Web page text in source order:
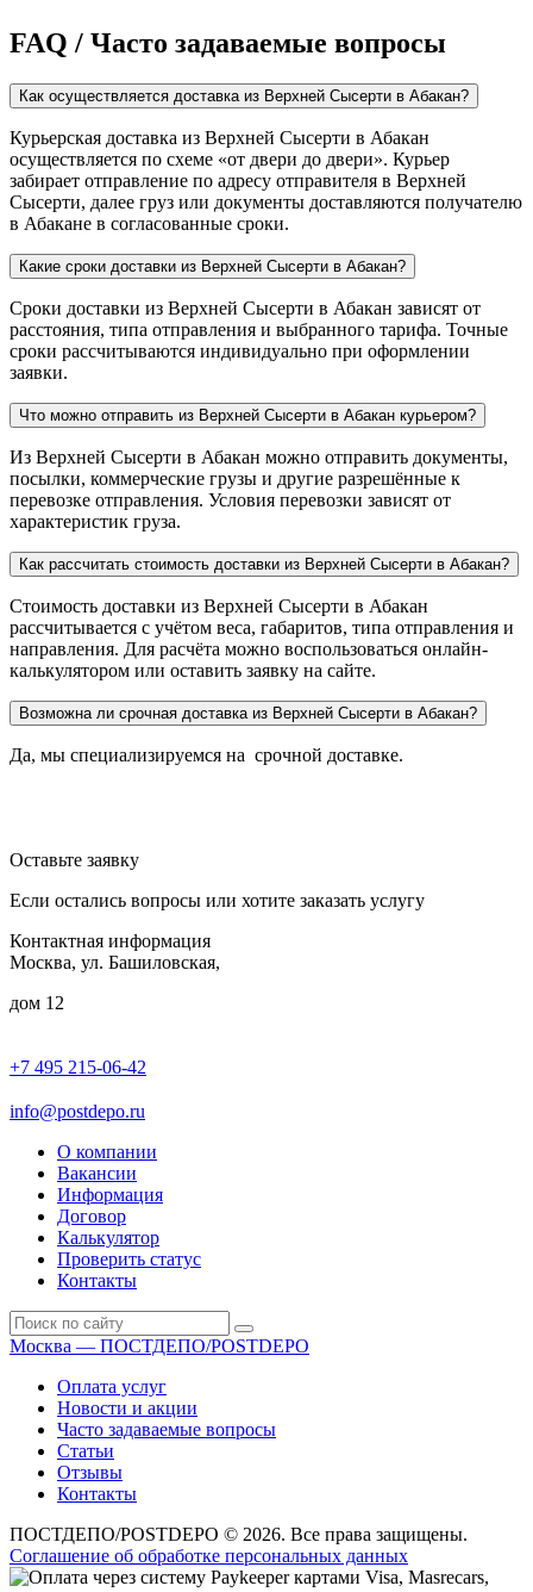
FAQ / Часто задаваемые вопросы
Как осуществляется доставка из Верхней Сысерти в Абакан?
Курьерская доставка из Верхней Сысерти в Абакан
осуществляется по схеме «от двери до двери». Курьер
забирает отправление по адресу отправителя в Верхней
Сысерти, далее груз или документы доставляются получателю
в Абакане в согласованные сроки.
Какие сроки доставки из Верхней Сысерти в Абакан?
Сроки доставки из Верхней Сысерти в Абакан зависят от
расстояния, типа отправления и выбранного тарифа. Точные
сроки рассчитываются индивидуально при оформлении
заявки.
Что можно отправить из Верхней Сысерти в Абакан курьером?
Из Верхней Сысерти в Абакан можно отправить документы,
посылки, коммерческие грузы и другие разрешённые к
перевозке отправления. Условия перевозки зависят от
характеристик груза.
Как рассчитать стоимость доставки из Верхней Сысерти в Абакан?
Стоимость доставки из Верхней Сысерти в Абакан
рассчитывается с учётом веса, габаритов, типа отправления и
направления. Для расчёта можно воспользоваться онлайн-
калькулятором или оставить заявку на сайте.
Возможна ли срочная доставка из Верхней Сысерти в Абакан?
Да, мы специализируемся на срочной доставке.
Оставьте заявку
Если остались вопросы или хотите заказать услугу
Контактная информация
Москва, ул. Башиловская,
дом 12
+7 495 215-06-42
info@postdepo.ru
О компании
Вакансии
Информация
Договор
Калькулятор
Проверить статус
Контакты
Москва — ПОСТДЕПО/POSTDEPO
Оплата услуг
Новости и акции
Часто задаваемые вопросы
Статьи
Отзывы
Контакты
ПОСТДЕПО/POSTDEPO © 2026. Все права защищены.
Соглашение об обработке персональных данных